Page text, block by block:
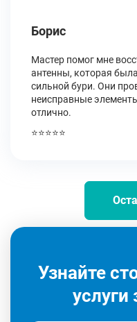
Борис
Мастер помог мне
антенны, которая
сильной бури. Они
неисправные
отлично.
⭐⭐⭐⭐⭐
Узнайте
услуги